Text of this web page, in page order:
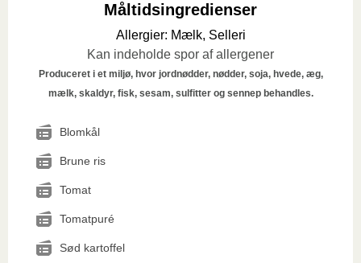
Måltidsingredienser
Allergier: Mælk, Selleri
Kan indeholde spor af allergener
Produceret i et miljø, hvor jordnødder, nødder, soja, hvede, æg,
mælk, skaldyr, fisk, sesam, sulfitter og sennep behandles.
Blomkål
Brune ris
Tomat
Tomatpuré
Sød kartoffel